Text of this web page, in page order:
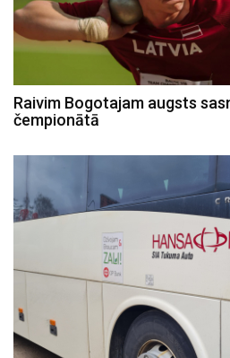
Raivim Bogotajam augsts
čempionātā